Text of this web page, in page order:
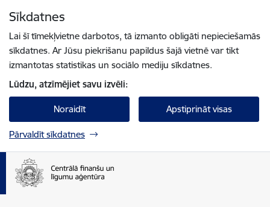
Sīkdatnes
Lai šī tīmekļvietne darbotos, tā izmanto obligāti nepieciešamās
sīkdatnes. Ar Jūsu piekrišanu papildus šajā vietnē var tikt
izmantotas statistikas un sociālo mediju sīkdatnes.
Lūdzu, atzīmējiet savu izvēli:
Noraidīt Apstiprināt visas
Pārvaldīt sīkdatnes